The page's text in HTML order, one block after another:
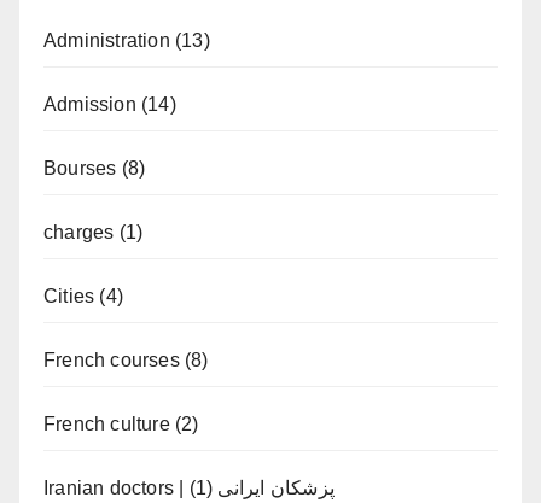
Administration (13)
Admission (14)
Bourses (8)
charges (1)
Cities (4)
French courses(8)
French culture(2)
Iranian doctors | پزشکان ایرانی (1)